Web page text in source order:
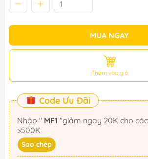
MUA NGAY
Thêm vào giỏ
Code Ưu Đãi
Nhập " MF1
>500K
Sao chép